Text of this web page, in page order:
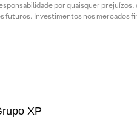
por quaisquer
Investimentos nos mercados
XP